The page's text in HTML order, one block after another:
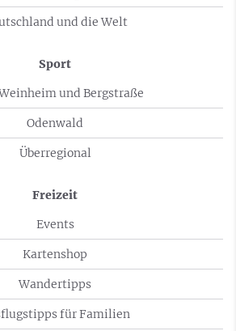
und die Welt
Sport
und Bergstraße
Odenwald
Überregional
Freizeit
Events
Kartenshop
Wandertipps
für Familien